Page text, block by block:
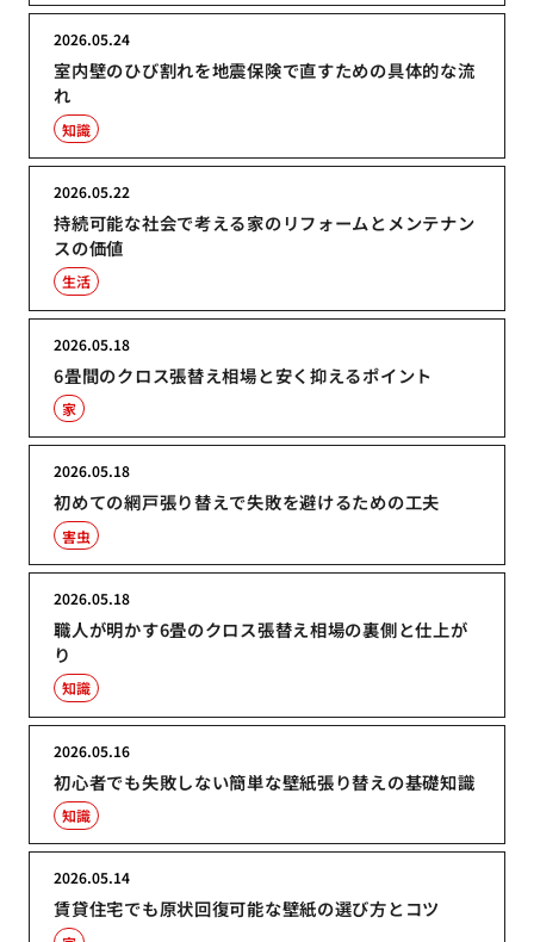
室内壁のひび割れを地震保険で直すための具体的な流
れ
2026.05.24
知識
持続可能な社会で考える家のリフォームとメンテナン
スの価値
2026.05.22
生活
6畳間のクロス張替え相場と安く抑えるポイント
2026.05.18
家
初めての網戸張り替えで失敗を避けるための工夫
2026.05.18
害虫
職人が明かす6畳のクロス張替え相場の裏側と仕上が
り
2026.05.18
知識
初心者でも失敗しない簡単な壁紙張り替えの基礎知識
2026.05.16
知識
賃貸住宅でも原状回復可能な壁紙の選び方とコツ
2026.05.14